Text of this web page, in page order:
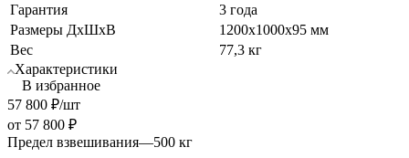
Гарантия
3 года
Размеры ДхШхВ
1200х1000x95 мм
Вес
77,3 кг
Характеристики
В избранное
57 800 ₽/шт
от 57 800 ₽
Предел взвешивания—500 кг